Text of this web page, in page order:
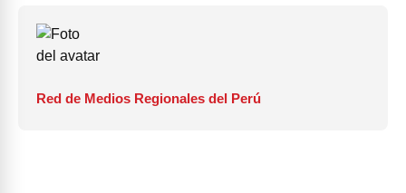
Red de Medios Regionales del Perú